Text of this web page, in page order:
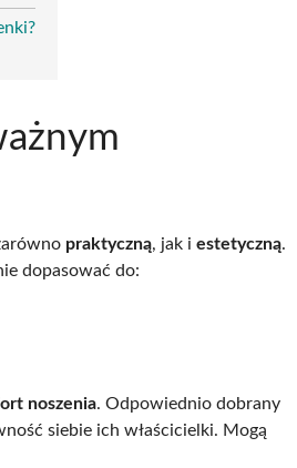
praktyczną, jak i estetyczną.
dopasować do:
noszenia. Odpowiednio dobrany
siebie ich właścicielki. Mogą